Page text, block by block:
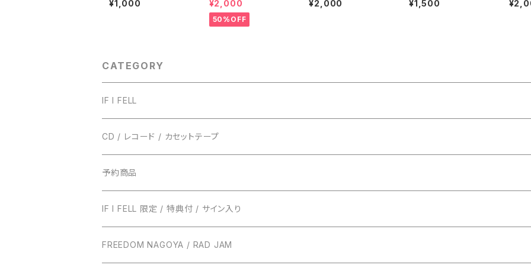
OF TRUST RECORD
¥1,000 ¥2,000
50%OFF
支援T-shirt【LOGO T
¥2,000 ¥1,500
CATEGORY
IF I FELL
CD / レコード / カセットテープ
TRUST RECORDS
ENTH
EVERLONG
TONIGHT RECORDS
ハローモンテスキュー
BUNS RECORDS
予約商品
IF I FELL 限定 / 特典付 / サイン入り
FREEDOM NAGOYA / RAD JAM